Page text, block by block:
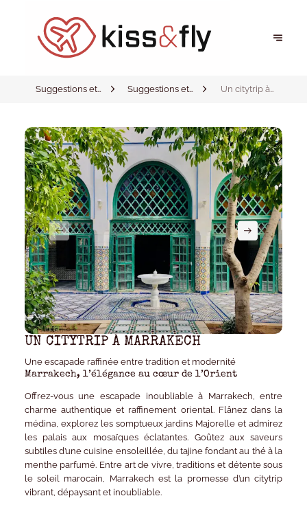
Suggestions et
Suggestions et
Un citytrip à
UN CITYTRIP À MARRAKECH
Une escapade raffinée entre tradition et modernité
Marrakech, l’élégance au cœur de l’Orient
Offrez-vous une escapade inoubliable à Marrakech, entre
charme authentique et raffinement oriental. Flânez dans la
médina, explorez les somptueux jardins Majorelle et admirez
les palais aux mosaïques éclatantes. Goûtez aux saveurs
subtiles d’une cuisine ensoleillée, du tajine fondant au thé à la
menthe parfumé. Entre art de vivre, traditions et détente sous
le soleil marocain, Marrakech est la promesse d’un citytrip
vibrant, dépaysant et inoubliable.